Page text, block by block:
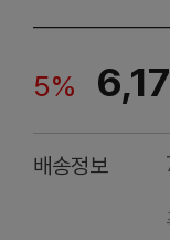
5%
배송정보